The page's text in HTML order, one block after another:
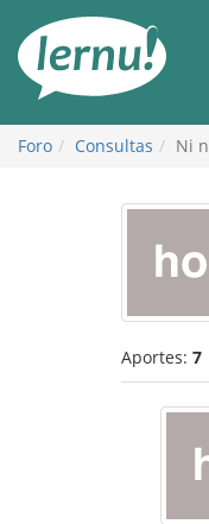
Foro Consultas Ni
Aportes: 7